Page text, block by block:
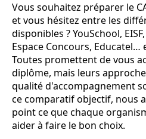
Vous souhaitez préparer le
et vous hésitez entre les
disponibles ? YouSchool,
Espace Concours, Educatel…
Toutes promettent de vous
diplôme, mais leurs
qualité d'accompagnement
ce comparatif objectif, nous
point ce que chaque
aider à faire le bon choix.